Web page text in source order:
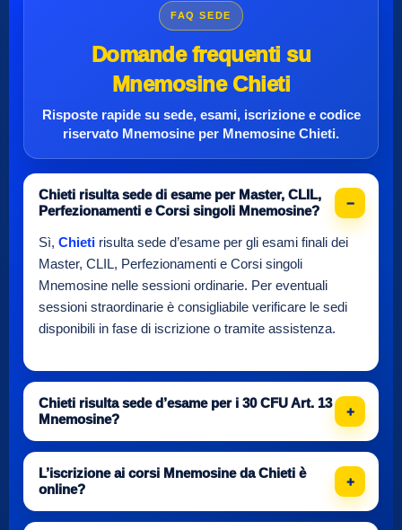
FAQ SEDE
Domande frequenti su
Mnemosine Chieti
Risposte rapide su sede, esami, iscrizione e codice
riservato Mnemosine per Mnemosine Chieti.
Chieti risulta sede di esame per Master, CLIL,
Perfezionamenti e Corsi singoli Mnemosine?
Sì, Chieti risulta sede d’esame per gli esami finali dei
Master, CLIL, Perfezionamenti e Corsi singoli
Mnemosine nelle sessioni ordinarie. Per eventuali
sessioni straordinarie è consigliabile verificare le sedi
disponibili in fase di iscrizione o tramite assistenza.
Chieti risulta sede d’esame per i 30 CFU Art. 13
Mnemosine?
L’iscrizione ai corsi Mnemosine da Chieti è
online?